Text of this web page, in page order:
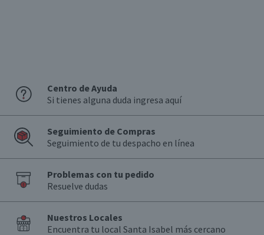
Centro de Ayuda
Si tienes alguna duda ingresa aquí
Seguimiento de Compras
Seguimiento de tu despacho en línea
Problemas con tu pedido
Resuelve dudas
Nuestros Locales
Encuentra tu local Santa Isabel más cercano